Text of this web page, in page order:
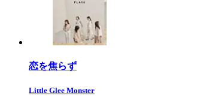
恋を焦らず
Little Glee Monster